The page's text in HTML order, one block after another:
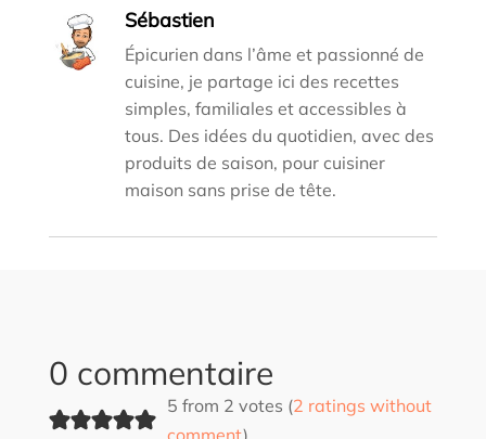
Sébastien
Épicurien dans l’âme et passionné de
cuisine, je partage ici des recettes
simples, familiales et accessibles à
tous. Des idées du quotidien, avec des
produits de saison, pour cuisiner
maison sans prise de tête.
0 commentaire
5 from 2 votes (2 ratings without
comment)